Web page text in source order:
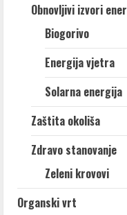
Obnovljivi izvori
Biogorivo
Energija vjetra
Solarna energija
Zaštita okoliša
Zdravo stanovanje
Zeleni krovovi
Organski vrt